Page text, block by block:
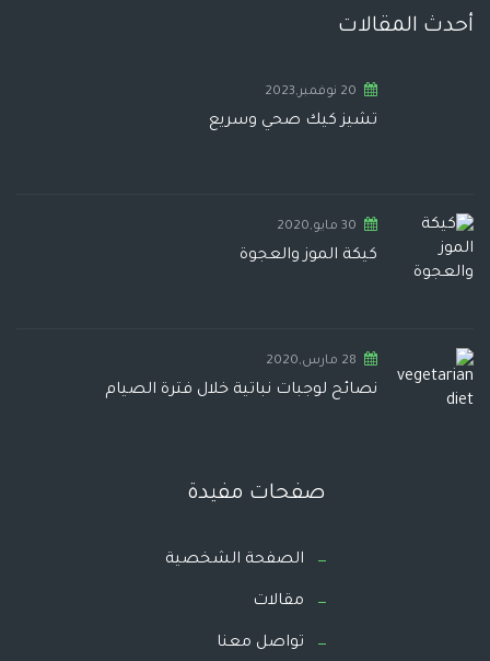
أحدث المقالات
20 نوفمبر,2023
تشيز كيك صحي وسريع
30 مايو,2020
كيكة الموز والعجوة
28 مارس,2020
نصائح لوجبات نباتية خلال فترة الصيام
صفحات مفيدة
الصفحة الشخصية
مقالات
تواصل معنا